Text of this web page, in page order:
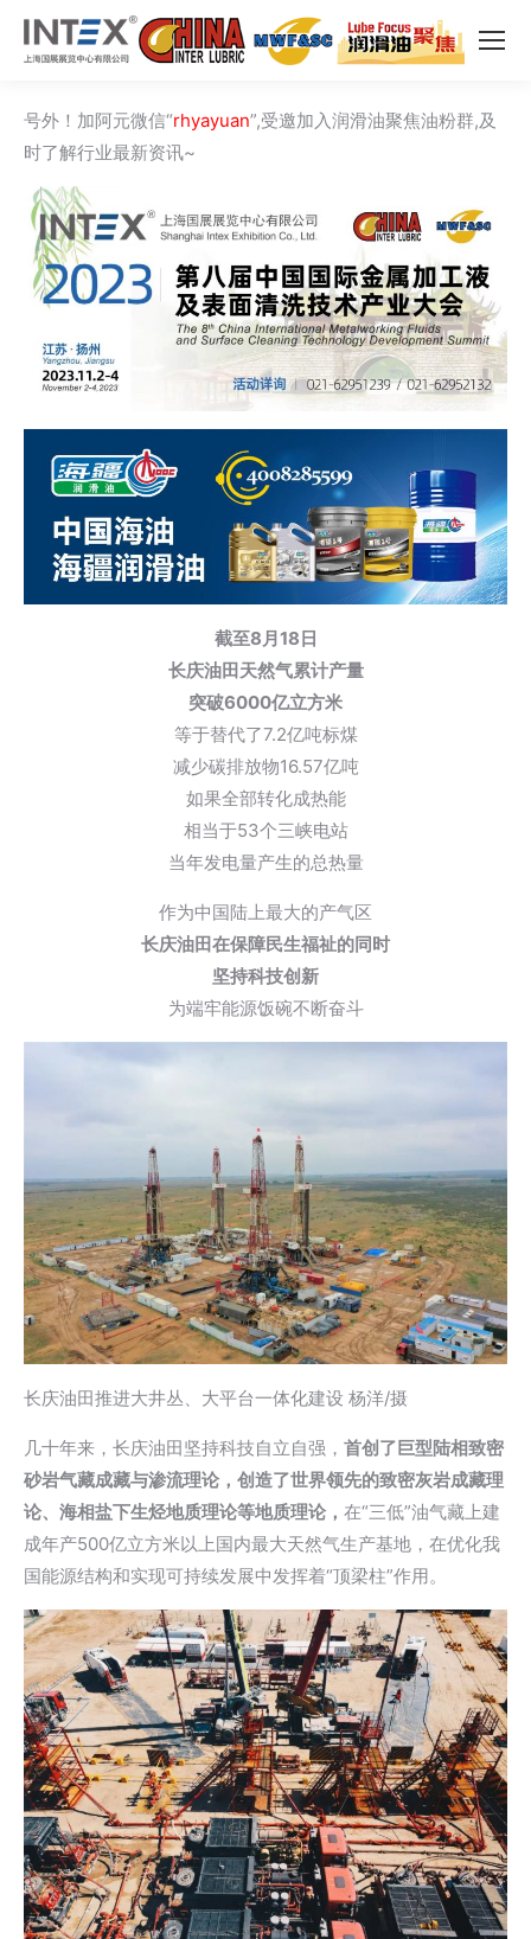
号外！加阿元微信“rhyayuan”,受邀加入润滑油聚焦油粉群,及
时了解行业最新资讯~
截至8月18日
长庆油田天然气累计产量
突破6000亿立方米
等于替代了7.2亿吨标煤
减少碳排放物16.57亿吨
如果全部转化成热能
相当于53个三峡电站
当年发电量产生的总热量
作为中国陆上最大的产气区
长庆油田在保障民生福祉的同时
坚持科技创新
为端牢能源饭碗不断奋斗
长庆油田推进大井丛、大平台一体化建设 杨洋/摄
几十年来，长庆油田坚持科技自立自强， 首创了巨型陆相致密
砂岩气藏成藏与渗流理论，创造了世界领先的致密灰岩成藏理
论、海相盐下生烃地质理论等地质理论， 在“三低”油气藏上建
成年产500亿立方米以上国内最大天然气生产基地，在优化我
国能源结构和实现可持续发展中发挥着“顶梁柱”作用。